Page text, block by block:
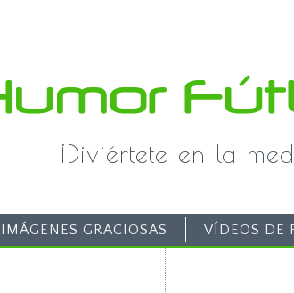
¡Diviértete en la
IMÁGENES GRACIOSAS VÍDEOS DE